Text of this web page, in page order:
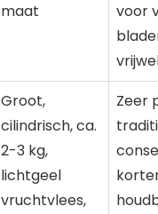
maat
voor
Groot,
cilindrisch, ca.
2-3 kg,
lichtgeel
vruchtvlees,
Zeer